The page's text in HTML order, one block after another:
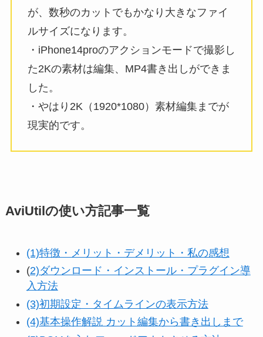
が、数秒のカットでもかなり大きなファイ
ルサイズになります。
・iPhone14proのアクションモードで撮影し
た2Kの素材は編集、MP4書き出しができま
した。
・やはり2K（1920*1080）素材編集までが
現実的です。
AviUtilの使い方記事一覧
(1)特徴・メリット・デメリット・私の感想
(2)ダウンロード・インストール・プラグイン導
入方法
(3)初期設定・タイムラインの表示方法
(4)基本操作解説 カット編集から書き出しまで